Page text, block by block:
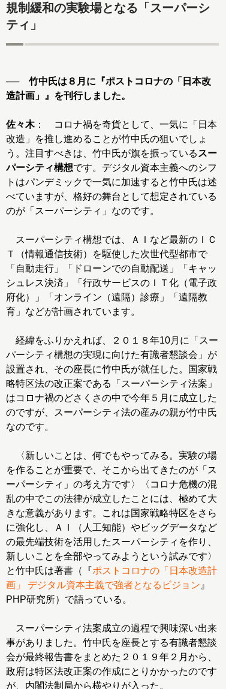
規制緩和の実験場となる「スーパーシ
ティ」
── 竹中氏は８月に『ポストコロナの「日本改
造計画」』を刊行しました。
佐々木： コロナ禍を奇貨として、一気に「日本
改造」を推し進めることが竹中氏の狙いでしょ
う。注目すべきは、竹中氏が旗を振っている スー
パーシティ構想です。デジタル資本主義へのシフ
トはパンデミックで一気に加速すると竹中氏は述
べていますが、格好の舞台として想定されている
のが「スーパーシティ」なのです。
スーパーシティ構想では、ＡＩなど最新のＩＣ
Ｔ（情報通信技術）を駆使した次世代型都市で
「自動走行」「ドローンでの自動配送」「キャッ
シュレス決済」「行政サービスのＩＴ化（電子政
府化）」「オンライン（遠隔）診療」「遠隔教
育」などが計画されています。
経緯をふりかえれば、２０１８年10月に「スー
パーシティ構想の実現に向けた有識者懇談会」が
設置され、その座長に竹中氏が就任した。国家戦
略特区法の改正案である「スーパーシティ法案」
はコロナ禍のどさくさの中で今年５月に成立した
のですが、スーパーシティ法の産みの親が竹中氏
なのです。
〈新しいことは、何でもやってみる。実験の場
を作ることが重要で、そこから出てきたのが「ス
ーパーシティ」の考え方です〉〈コロナ危機の混
乱の中でこの法律が成立したことには、極めて大
きな意義があります。これは国家戦略特区をさら
に強化し、ＡＩ（人工知能）やビッグデータなど
の最先端技術を活用したスーパーシティを作り、
新しいことを全部やってみようという試みです〉
と竹中氏は著書（『ポストコロナの「日本改造計
画」 デジタル資本主義で強者となるビジョン 』
PHP研究所）で語っている。
スーパーシティ法案成立の過程で興味深い出来
事がありました。竹中氏を座長とする有識者懇談
会が最終報告書をまとめた２０１９年２月から、
政府は特区法改正案の作成にとりかかったのです
が、内閣法制局から横やりが入った。